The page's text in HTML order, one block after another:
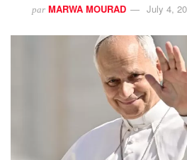
par MARWA MOURAD July 4,